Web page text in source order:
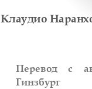
Клаудио
Перевод с
Гинзбург